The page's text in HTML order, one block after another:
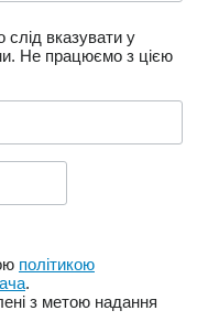
слід вказувати у
Не працюємо з цією
політикою
.
з метою надання